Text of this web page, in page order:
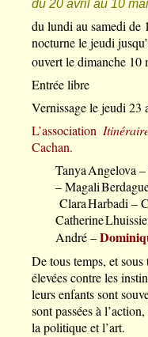
du 20 avril au 10
du lundi au samedi de
nocturne le jeudi
ouvert le dimanche 10
Entrée libre
Vernissage le jeudi 23
L’association
Cachan.
Tanya Angelova
– Magali
Clara Harbadi –
Catherine
André –
De tous temps, et sous
élevées contre les
leurs enfants sont
sont passées à
la politique et l’art.